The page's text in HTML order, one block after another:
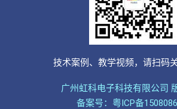
技术案例、教学视频，请扫码
广州虹科电子科技有限公司
备案号：粤ICP备